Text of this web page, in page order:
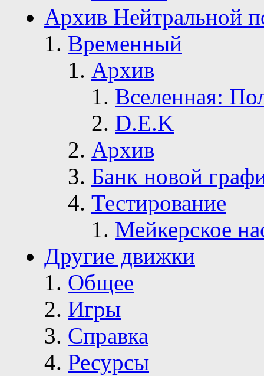
Архив Нейтральной
Временный
Архив
Вселенная:
D.E.K
Архив
Банк новой
Тестирование
Мейкерское
Другие движки
Общее
Игры
Справка
Ресурсы